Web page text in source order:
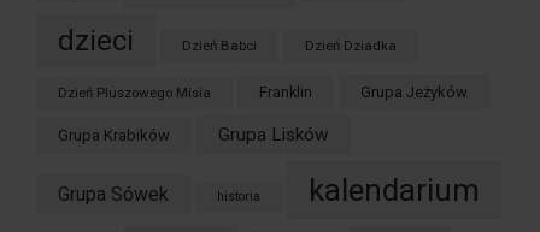
dzieci Dzień Babci Dzień Dziadka
Dzień Pluszowego Misia Franklin Grupa Jeżyków
Grupa Krabików Grupa Lisków
Grupa Sówek historia kalendarium